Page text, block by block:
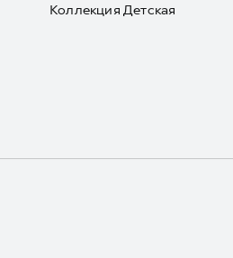
Коллекция Детская